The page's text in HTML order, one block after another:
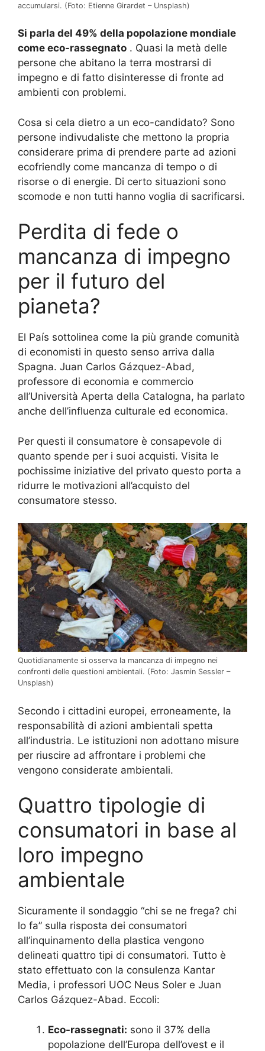
accumularsi. (Foto: Etienne Girardet – Unsplash)
Si parla del 49% della popolazione mondiale
come eco-rassegnato . Quasi la metà delle
persone che abitano la terra mostrarsi di
impegno e di fatto disinteresse di fronte ad
ambienti con problemi.
Cosa si cela dietro a un eco-candidato? Sono
persone indivudaliste che mettono la propria
considerare prima di prendere parte ad azioni
ecofriendly come mancanza di tempo o di
risorse o di energie. Di certo situazioni sono
scomode e non tutti hanno voglia di sacrificarsi.
Perdita di fede o
mancanza di impegno
per il futuro del
pianeta?
El País sottolinea come la più grande comunità
di economisti in questo senso arriva dalla
Spagna. Juan Carlos Gázquez-Abad,
professore di economia e commercio
all’Università Aperta della Catalogna, ha parlato
anche dell’influenza culturale ed economica.
Per questi il ​​consumatore è consapevole di
quanto spende per i suoi acquisti. Visita le
pochissime iniziative del privato questo porta a
ridurre le motivazioni all’acquisto del
consumatore stesso.
Quotidianamente si osserva la mancanza di impegno nei
confronti delle questioni ambientali. (Foto: Jasmin Sessler –
Unsplash)
Secondo i cittadini europei, erroneamente, la
responsabilità di azioni ambientali spetta
all’industria. Le istituzioni non adottano misure
per riuscire ad affrontare i problemi che
vengono considerate ambientali.
Quattro tipologie di
consumatori in base al
loro impegno
ambientale
Sicuramente il sondaggio “chi se ne frega? chi
lo fa” sulla risposta dei consumatori
all’inquinamento della plastica vengono
delineati quattro tipi di consumatori. Tutto è
stato effettuato con la consulenza Kantar
Media, i professori UOC Neus Soler e Juan
Carlos Gázquez-Abad. Eccoli:
Eco-rassegnati: sono il 37% della
popolazione dell’Europa dell’ovest e il